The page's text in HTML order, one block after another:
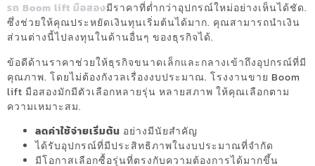
รถ Boom lift มือสองมีราคาที่ต่ำกว่าอุปกรณ์ใหม่อย่างเห็นได้ชัด.
ซึ่งช่วยให้คุณประหยัดเงินทุนเริ่มต้นได้มาก. คุณสามารถนำเงิน
ส่วนต่างนี้ไปลงทุนในด้านอื่นๆ ของธุรกิจได้.
ข้อดีด้านราคาช่วยให้ธุรกิจขนาดเล็กและกลางเข้าถึงอุปกรณ์ที่มี
คุณภาพ. โดยไม่ต้องกังวลเรื่องงบประมาณ. โรงงานขาย Boom
lift มือสองมักมีตัวเลือกหลายรุ่น หลายสภาพ ให้คุณเลือกตาม
ความเหมาะสม.
ลดค่าใช้จ่ายเริ่มต้น อย่างมีนัยสำคัญ
ได้รับอุปกรณ์ที่มีประสิทธิภาพในงบประมาณที่จำกัด
มีโอกาสเลือกซื้อรุ่นที่ตรงกับความต้องการได้มากขึ้น